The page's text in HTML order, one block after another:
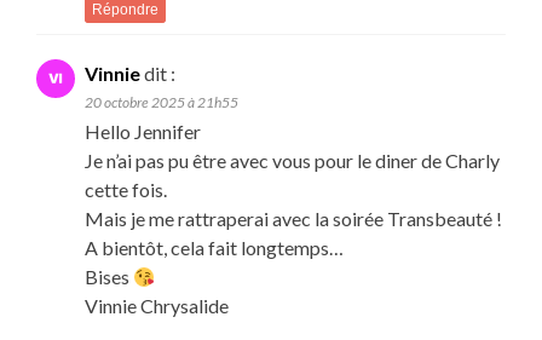
Répondre
Vinniedit :
20 octobre 2025 à 21h55
Hello Jennifer
Je n’ai pas pu être avec vous pour le diner de Charly
cette fois.
Mais je me rattraperai avec la soirée Transbeauté !
A bientôt, cela fait longtemps…
Bises
Vinnie Chrysalide